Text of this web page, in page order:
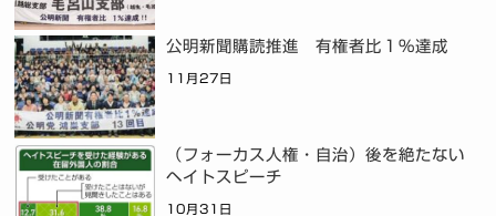
公明新聞購読推進 有権者比１％達成
11月27日
（フォーカス人権・自治）後を絶たない
ヘイトスピーチ
10月31日